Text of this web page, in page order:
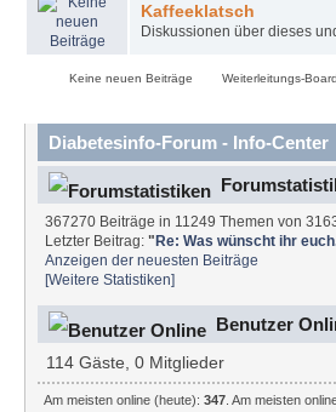
Kaffeeklatsch
Diskussionen über dieses
Keine neuen Beiträge Weiterleitungs-Board
Diabetesinfo-Forum - Info-Center
367270 Beiträge in 11249 Themen von
Letzter Beitrag:" Re: Was wünscht ihr
Anzeigen der neuesten Beiträge
[Weitere Statistiken]
Benutzer
114 Gäste, 0 Mitglieder
Am meisten online (heute):347 . Am meisten